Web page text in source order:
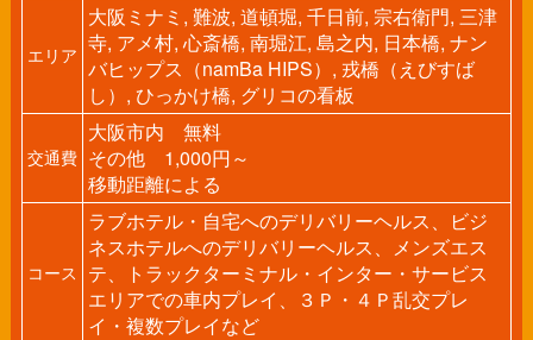
エリア
大阪ミナミ, 難波, 道頓堀, 千日前, 宗右衛門, 三津
寺, アメ村, 心斎橋, 南堀江, 島之内, 日本橋, ナン
バヒップス（namBa HIPS）, 戎橋（えびすば
し）, ひっかけ橋, グリコの看板
交通費
大阪市内 無料
その他 1,000円～
移動距離による
コース
ラブホテル・自宅へのデリバリーヘルス、ビジ
ネスホテルへのデリバリーヘルス、メンズエス
テ、トラックターミナル・インター・サービス
エリアでの車内プレイ、３Ｐ・４Ｐ乱交プレ
イ・複数プレイなど